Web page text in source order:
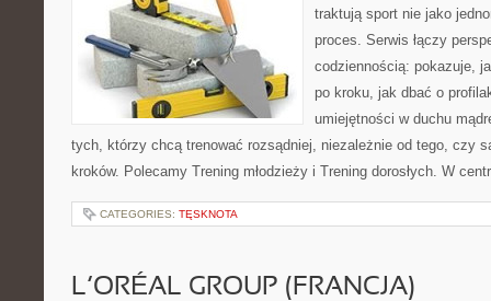
traktują sport nie jako
proces. Serwis łączy
codziennością: pokazuje,
po kroku, jak dbać o
umiejętności w duchu
tych, którzy chcą trenować rozsądniej, niezależnie od tego, czy
kroków. Polecamy Trening młodzieży i Trening dorosłych. W
CATEGORIES: TĘSKNOTA
L’ORÉAL GROUP (FRANCJA)